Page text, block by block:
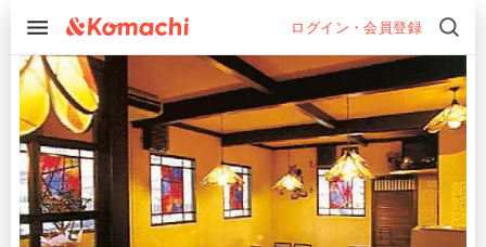
ログイン・会員登録